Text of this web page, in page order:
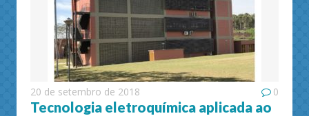
20 de setembro de 2018 0
Tecnologia eletroquímica aplicada ao